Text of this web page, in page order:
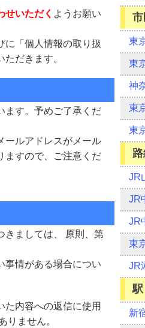
せいただく ようお願い
に「個人情報の取り扱
だきます。
ます。予めご了承くだ
ールアドレスがメール
ますので、ご注意くだ
きましては、 原則、第
事情がある場合につい
た内容への返信に使用
りません。
東
東
神
東
東
JR
JR
JR
東
JR
駅
新